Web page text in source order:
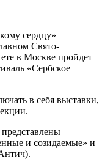
Свято-
в Москве пройдет
«Сербское
в себя выставки,
и созидаемые» и